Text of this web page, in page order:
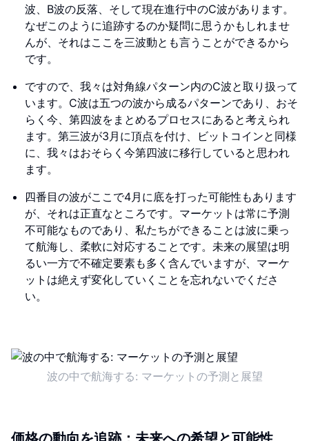
波、B波の反落、そして現在進行中のC波があります。
なぜこのように追跡するのか疑問に思うかもしれませ
んが、それはここを三波動とも言うことができるから
です。
ですので、我々は対角線パターン内のC波と取り扱って
います。C波は五つの波から成るパターンであり、おそ
らく今、第四波をまとめるプロセスにあると考えられ
ます。第三波が3月に頂点を付け、ビットコインと同様
に、我々はおそらく今第四波に移行していると思われ
ます。
四番目の波がここで4月に底を打った可能性もあります
が、それは正直なところです。マーケットは常に予測
不可能なものであり、私たちができることは波に乗っ
て航海し、柔軟に対応することです。未来の展望は明
るい一方で不確定要素も多く含んでいますが、マーケ
ットは絶えず変化していくことを忘れないでくださ
い。
波の中で航海する: マーケットの予測と展望